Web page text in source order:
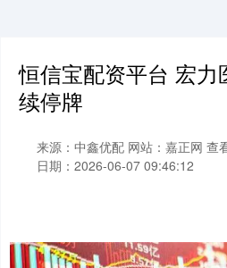
恒信宝配资平台 宏力
续停牌
来源：中鑫优配 网站：嘉正网 查
日期：2026-06-07 09:46:12